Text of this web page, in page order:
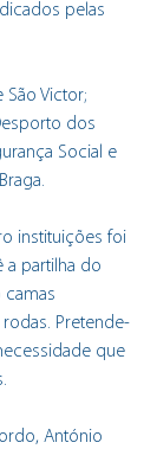
pelas
São Victor;
dos
Social e
instituições foi
a partilha do
Pretende-
que
António